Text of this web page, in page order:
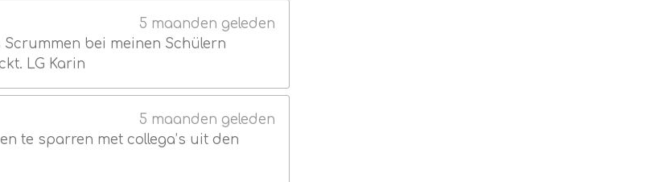
5 maanden geleden
bei meinen Schülern
LG Karin
5 maanden geleden
te sparren met collega’s uit den